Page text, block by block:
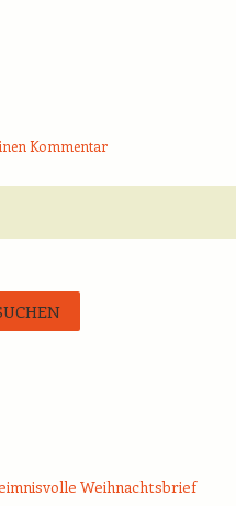
Kommentar
Weihnachtsbrief